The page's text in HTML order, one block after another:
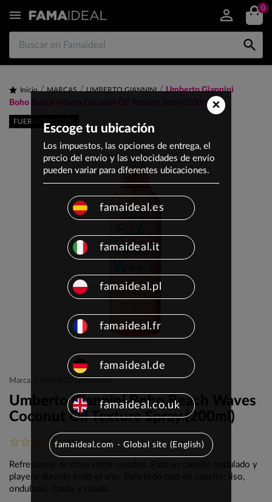
 0

FUERA DE STOCK
Inicio MARCAS UMBERTO GIANNINI
Umberto Giannini
Boho Beach Waves Coconut Oil Texture Spray (200ml)
Marca: UMBERTO GIANNINI
Umberto Giannini Boho Beach Waves
Coconut Oil Texture Spray (200ml)
(0)
Refrescante de rizos entre lavados. Para un cabello ondulado y
playero durante todo el año. Para todo tipo de cabello: liso,
ondulado, rizado y rizado.
×
Escoge tu ubicación
Los impuestos, las opciones de entrega, el
precio del envío y las velocidades de envío
pueden variar para diferentes ubicaciones.
famaideal.es
famaideal.it
famaideal.pl
famaideal.fr
famaideal.de
famaideal.co.uk
famaideal.com - Global site (English)